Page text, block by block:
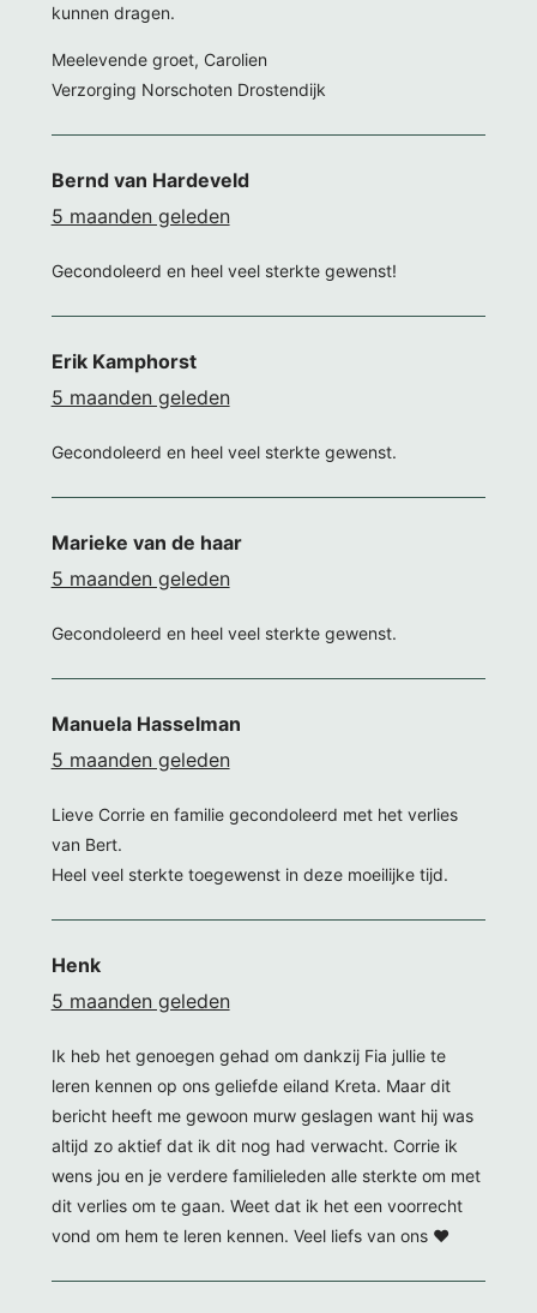
kunnen dragen.
Meelevende groet, Carolien
Verzorging Norschoten Drostendijk
Bernd van Hardeveld
5 maanden geleden
Gecondoleerd en heel veel sterkte gewenst!
Erik Kamphorst
5 maanden geleden
Gecondoleerd en heel veel sterkte gewenst.
Marieke van de haar
5 maanden geleden
Gecondoleerd en heel veel sterkte gewenst.
Manuela Hasselman
5 maanden geleden
Lieve Corrie en familie gecondoleerd met het verlies
van Bert.
Heel veel sterkte toegewenst in deze moeilijke tijd.
Henk
5 maanden geleden
Ik heb het genoegen gehad om dankzij Fia jullie te
leren kennen op ons geliefde eiland Kreta. Maar dit
bericht heeft me gewoon murw geslagen want hij was
altijd zo aktief dat ik dit nog had verwacht. Corrie ik
wens jou en je verdere familieleden alle sterkte om met
dit verlies om te gaan. Weet dat ik het een voorrecht
vond om hem te leren kennen. Veel liefs van ons ❤️